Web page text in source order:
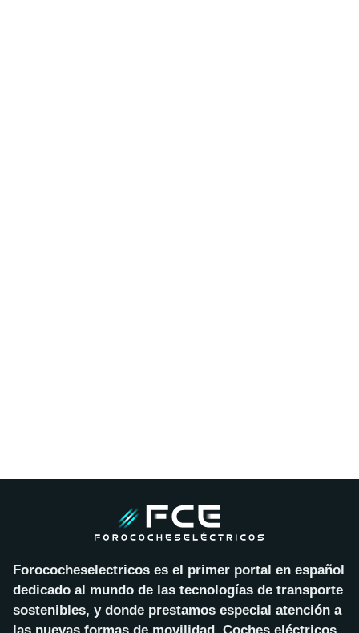
Forococheselectricos es el primer portal en español
dedicado al mundo de las tecnologías de transporte
sostenibles, y donde prestamos especial atención a
las nuevas formas de movilidad. Coches eléctricos,